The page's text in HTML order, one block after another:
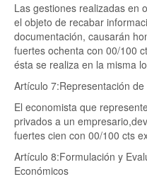
Las gestiones realizadas en
el objeto de recabar
documentación, causarán
fuertes ochenta con 00/100
ésta se realiza en la misma
Artículo 7:Representación
El economista que
privados a un
fuertes cien con 00/100 cts
Artículo 8:Formulación y
Económicos